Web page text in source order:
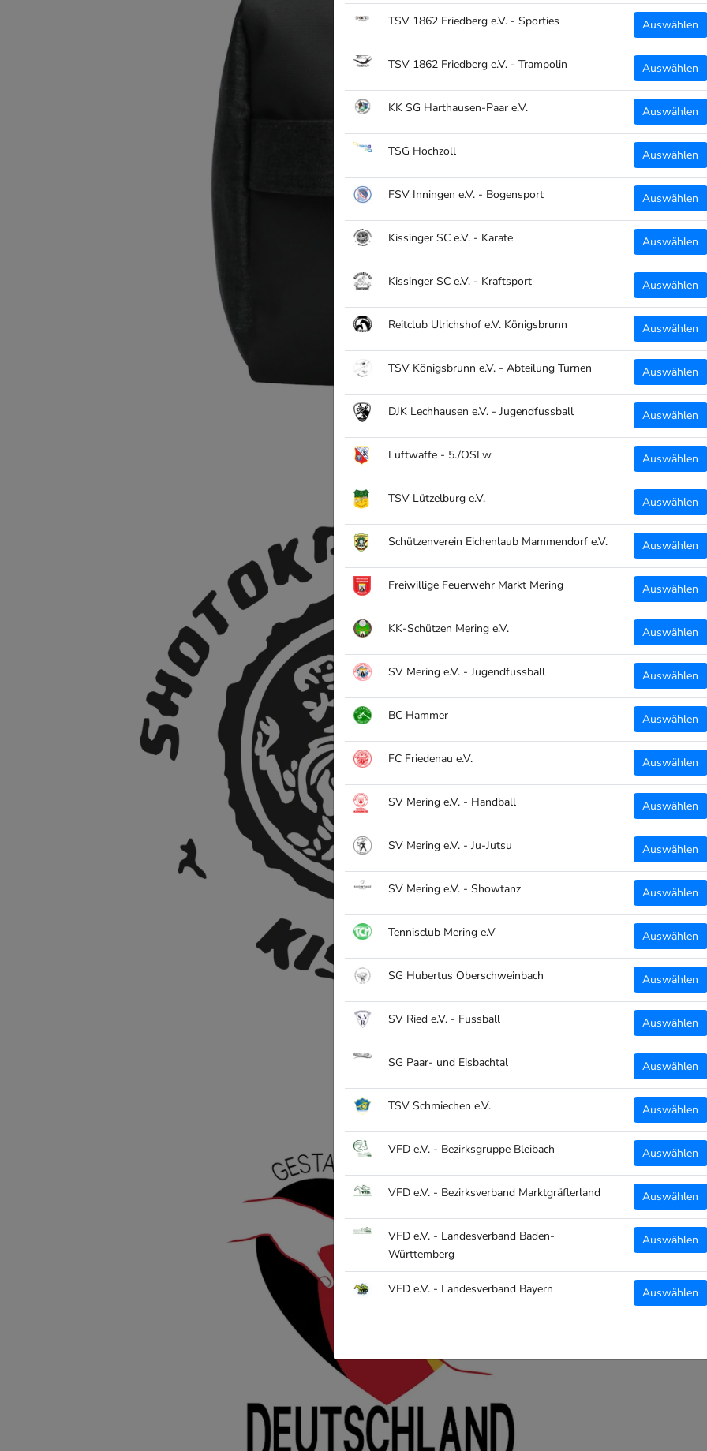
TSV 1862 Friedberg e.V. - Sporties Auswählen
TSV 1862 Friedberg e.V. - Trampolin Auswählen
KK SG Harthausen-Paar e.V. Auswählen
TSG Hochzoll Auswählen
FSV Inningen e.V. - Bogensport Auswählen
Kissinger SC e.V. - Karate Auswählen
Kissinger SC e.V. - Kraftsport Auswählen
Reitclub Ulrichshof e.V. Königsbrunn Auswählen
TSV Königsbrunn e.V. - Abteilung Turnen Auswählen
DJK Lechhausen e.V. - Jugendfussball Auswählen
Luftwaffe - 5./OSLw Auswählen
TSV Lützelburg e.V. Auswählen
Schützenverein Eichenlaub Mammendorf e.V. Auswählen
Freiwillige Feuerwehr Markt Mering Auswählen
KK-Schützen Mering e.V. Auswählen
SV Mering e.V. - Jugendfussball Auswählen
BC Hammer Auswählen
FC Friedenau e.V. Auswählen
SV Mering e.V. - Handball Auswählen
SV Mering e.V. - Ju-Jutsu Auswählen
SV Mering e.V. - Showtanz Auswählen
Tennisclub Mering e.V Auswählen
SG Hubertus Oberschweinbach Auswählen
SV Ried e.V. - Fussball Auswählen
SG Paar- und Eisbachtal Auswählen
TSV Schmiechen e.V. Auswählen
VFD e.V. - Bezirksgruppe Bleibach Auswählen
VFD e.V. - Bezirksverband Marktgräflerland Auswählen
VFD e.V. - Landesverband Baden-
Württemberg
Auswählen
VFD e.V. - Landesverband Bayern Auswählen